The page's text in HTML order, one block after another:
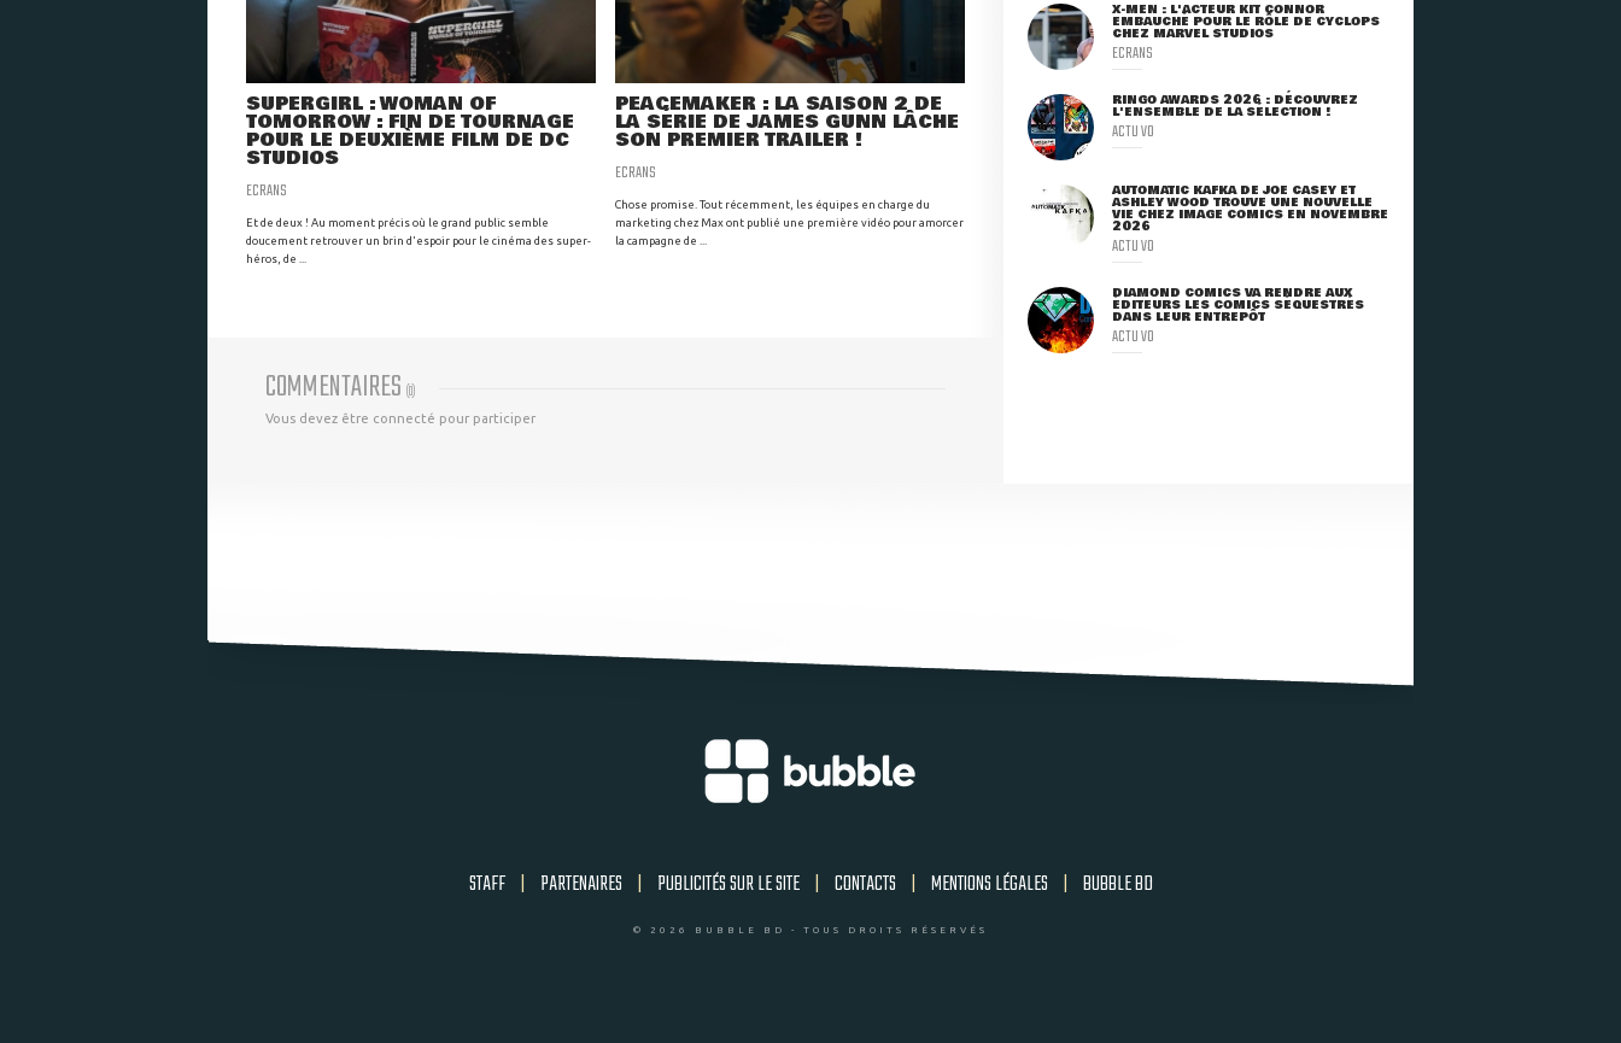
SUPERGIRL : WOMAN OF
TOMORROW : FIN DE TOURNAGE
POUR LE DEUXIÈME FILM DE DC
STUDIOS
ECRANS
Et de deux ! Au moment précis où le grand public semble
doucement retrouver un brin d'espoir pour le cinéma des super-
héros, de ...
PEACEMAKER : LA SAISON 2 DE
LA SÉRIE DE JAMES GUNN LÂCHE
SON PREMIER TRAILER !
ECRANS
Chose promise. Tout récemment, les équipes en charge du
marketing chez Max ont publié une première vidéo pour amorcer
la campagne de ...
COMMENTAIRES (0)
Vous devez être connecté pour participer
X-MEN : L'ACTEUR KIT CONNOR
EMBAUCHÉ POUR LE RÔLE DE CYCLOPS
CHEZ MARVEL STUDIOS
ECRANS
RINGO AWARDS 2026 : DÉCOUVREZ
L'ENSEMBLE DE LA SÉLECTION !
ACTU VO
AUTOMATIC KAFKA DE JOE CASEY ET
ASHLEY WOOD TROUVE UNE NOUVELLE
VIE CHEZ IMAGE COMICS EN NOVEMBRE
2026
ACTU VO
DIAMOND COMICS VA RENDRE AUX
ÉDITEURS LES COMICS SÉQUESTRÉS
DANS LEUR ENTREPÔT
ACTU VO
STAFF | PARTENAIRES | PUBLICITÉS SUR LE SITE | CONTACTS | MENTIONS LÉGALES | BUBBLE BD
© 2026 BUBBLE BD - TOUS DROITS RÉSERVÉS